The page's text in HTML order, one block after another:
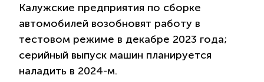
Калужские предприятия по сборке
автомобилей возобновят работу в
тестовом режиме в декабре 2023 года;
серийный выпуск машин планируется
наладить в 2024-м.